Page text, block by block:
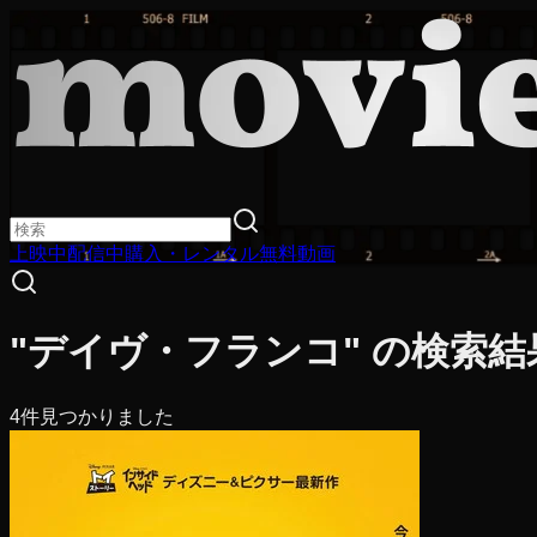
上映中配信中購入・レンタル無料動画
"デイヴ・フランコ" の検索結
4件見つかりました